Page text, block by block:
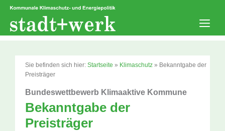
Zum
springen
Sie befinden sich hier: Startseite » Klimaschutz » Bekanntgabe der
Preisträger
Bundeswettbewerb Klimaaktive Kommune
Bekanntgabe der
Preisträger